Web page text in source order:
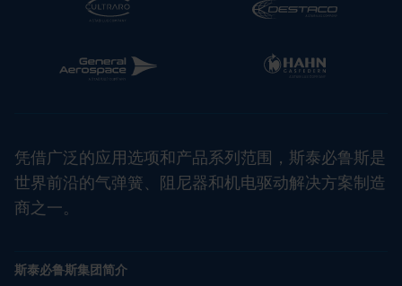
凭借广泛的应用选项和产品系列范围，斯泰必鲁斯是
世界前沿的气弹簧、阻尼器和机电驱动解决方案制造
商之一。
斯泰必鲁斯集团简介